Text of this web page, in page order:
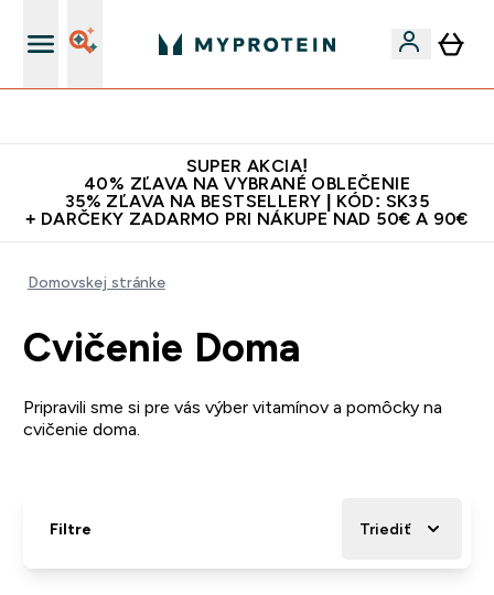
SUPER AKCIA!
40% ZĽAVA NA VYBRANÉ OBLEČENIE
35% ZĽAVA NA BESTSELLERY | KÓD: SK35
+ DARČEKY ZADARMO PRI NÁKUPE NAD 50€ A 90€
Domovskej stránke
Cvičenie Doma
Pripravili sme si pre vás výber vitamínov a pomôcky na
cvičenie doma.
Filtre Triediť